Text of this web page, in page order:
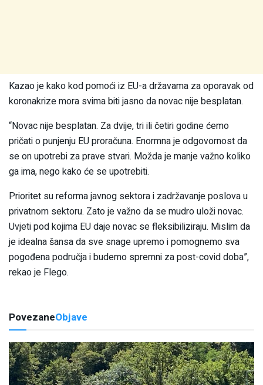
Kazao je kako kod pomoći iz EU-a državama za oporavak od
koronakrize mora svima biti jasno da novac nije besplatan.
“Novac nije besplatan. Za dvije, tri ili četiri godine ćemo
pričati o punjenju EU proračuna. Enormna je odgovornost da
se on upotrebi za prave stvari. Možda je manje važno koliko
ga ima, nego kako će se upotrebiti.
Prioritet su reforma javnog sektora i zadržavanje poslova u
privatnom sektoru. Zato je važno da se mudro uloži novac.
Uvjeti pod kojima EU daje novac se fleksibiliziraju. Mislim da
je idealna šansa da sve snage upremo i pomognemo sva
pogođena područja i budemo spremni za post-covid doba”,
rekao je Flego.
PovezaneObjave